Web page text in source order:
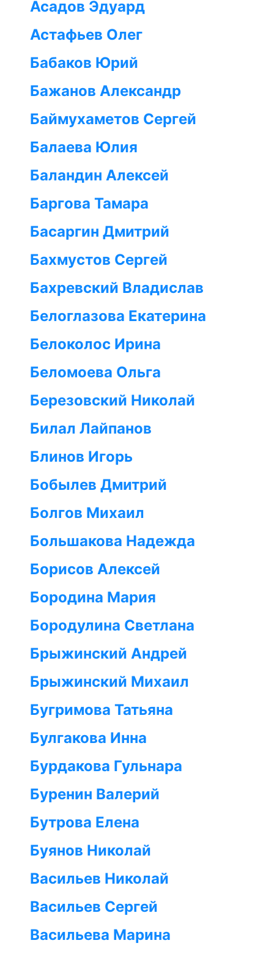
Асадов Эдуард
Астафьев Олег
Бабаков Юрий
Бажанов Александр
Баймухаметов Сергей
Балаева Юлия
Баландин Алексей
Баргова Тамара
Басаргин Дмитрий
Бахмустов Сергей
Бахревский Владислав
Белоглазова Екатерина
Белоколос Ирина
Беломоева Ольга
Березовский Николай
Билал Лайпанов
Блинов Игорь
Бобылев Дмитрий
Болгов Михаил
Большакова Надежда
Борисов Алексей
Бородина Мария
Бородулина Светлана
Брыжинский Андрей
Брыжинский Михаил
Бугримова Татьяна
Булгакова Инна
Бурдакова Гульнара
Буренин Валерий
Бутрова Елена
Буянов Николай
Васильев Николай
Васильев Сергей
Васильева Марина